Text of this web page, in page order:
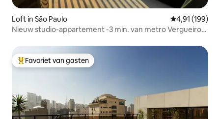
Loft in São Paulo Gemiddelde
4,91 (199)
Nieuw studio-appartement -3 min. van metro Vergueiro-
Topfavoriet van gasten
Favoriet van gasten